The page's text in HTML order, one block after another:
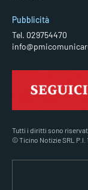
Pubblicità
Tel. 029754470
Tutti i diritti sono
© Ticino Notizie SRL P.I.